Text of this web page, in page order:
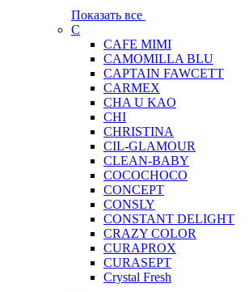
Показать все
C
CAFE MIMI
CAMOMILLA BLU
CAPTAIN FAWCETT
CARMEX
CHA U KAO
CHI
CHRISTINA
CIL-GLAMOUR
CLEAN-BABY
COCOCHOCO
CONCEPT
CONSLY
CONSTANT DELIGHT
CRAZY COLOR
CURAPROX
CURASEPT
Crystal Fresh